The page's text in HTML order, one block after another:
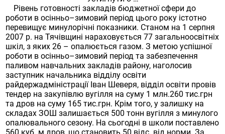
Рівень готовності закладів бюджетної сфери до
роботи в осінньо–зимовий період цього року істотно
перевищує минулорічні показники. Станом на 1 серпня
2007 р. на Тячівщині нараховується 77 загальноосвітніх
шкіл, з яких 26 – опалюється газом. З метою успішної
роботи в осінньо–зимовий період та забезпечення
паливом навчальних закладів району, наголосив
заступник начальника відділу освіти
райдержадміністрації Іван Шеверя, відділ освіти провів
тендер на закупівлю вугілля на суму 1 млн.260 тис.грн
та дров на суму 165 тис.грн. Крім того, у залишку на
складах ЗОШ залишається 500 тонн вугілля з минулого
опалювального сезону. На сьогодні в школи поставлено